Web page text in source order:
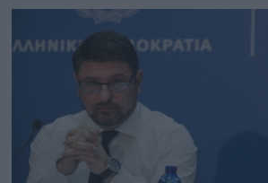
τον κορωνοϊό, τόνισε. Τα στοιχειά
εφαρμόσαμε με συνεπεία τα
ξεγελάνε οι σημερινοί αριθμοί
Αντικατοπτρίζουν […]